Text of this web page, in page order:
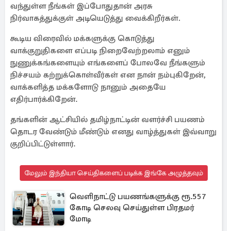
வந்துள்ள நீங்கள் இப்போதுதான் அரசு
நிர்வாகத்துக்குள் அடியெடுத்து வைக்கிறீர்கள்.
கூடிய விரைவில் மக்களுக்கு கொடுத்து
வாக்குறுதிகளை எப்படி நிறைவேற்றலாம் எனும்
நுணுக்கங்களையும் எங்களைப் போலவே நீங்களும்
நிச்சயம் கற்றுக்கொள்வீர்கள் என நான் நம்புகிறேன்,
வாக்களித்த மக்களோடு நானும் அதையே
எதிர்பார்க்கிறேன்.
தங்களின் ஆட்சியில் தமிழ்நாட்டின் வளர்ச்சி பயணம்
தொடர வேண்டும் மீண்டும் எனது வாழ்த்துகள் இவ்வாறு
குறிப்பிட்டுள்ளார்.
மேலும் இந்தியா செய்திகளைப் படிக்க இங்கே அழுத்தவும்
வெளிநாட்டு பயணங்களுக்கு ரூ.557
கோடி செலவு செய்துள்ள பிரதமர்
மோடி